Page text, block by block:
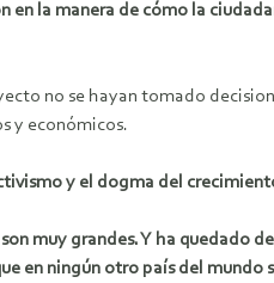
en la manera de cómo la
no se hayan tomado
y económicos.
y el dogma del
muy grandes. Y ha
en ningún otro país del mundo